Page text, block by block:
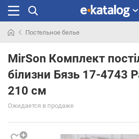
раньше
Постельное белье
MirSon Комплект
білизни Бязь 17-4743
210 см
Ожидается в продаже